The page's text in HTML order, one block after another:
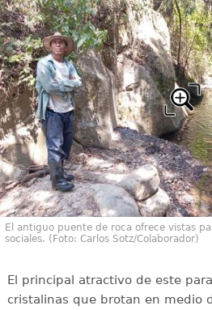
El antiguo puente de roca ofrece vistas
sociales. (Foto: Carlos Sotz/Colaborador)
El principal atractivo de este
cristalinas que brotan en medio